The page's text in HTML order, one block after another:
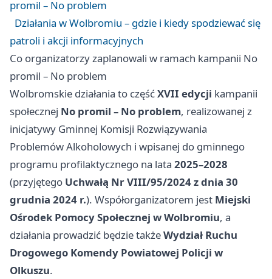
promil – No problem
Działania w Wolbromiu – gdzie i kiedy spodziewać się
patroli i akcji informacyjnych
Co organizatorzy zaplanowali w ramach kampanii No
promil – No problem
Wolbromskie działania to częśćXVII edycji kampanii
społecznej No promil – No problem, realizowanej z
inicjatywy Gminnej Komisji Rozwiązywania
Problemów Alkoholowych i wpisanej do gminnego
programu profilaktycznego na lata 2025–2028
(przyjętego Uchwałą Nr VIII/95/2024 z dnia 30
grudnia 2024 r.). Współorganizatorem jest Miejski
Ośrodek Pomocy Społecznej w Wolbromiu, a
działania prowadzić będzie takżeWydział Ruchu
Drogowego Komendy Powiatowej Policji w
Olkuszu.